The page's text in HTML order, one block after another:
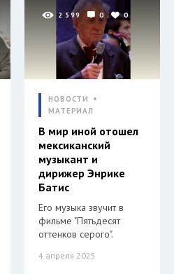
2 599 0 0
НОВОСТИ
МАТЕРИАЛ
В мир иной отошел
мексиканский
музыкант и
дирижер Энрике
Батис
Его музыка звучит в
фильме "Пятьдесят
оттенков серого".
4 апреля 2025